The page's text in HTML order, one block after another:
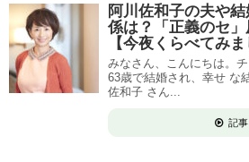
阿川佐和子の夫や
係は？「正義のセ
【今夜くらべてみま
みなさん、こんにちは。
63歳で結婚され、幸せ な
佐和子 さん...
記